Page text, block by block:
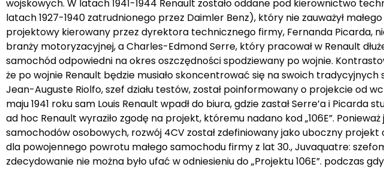
wojskowych. W latach 1941-1944 Renault zostało oddane pod kierownictwo
latach 1927-1940 zatrudnionego przez Daimler Benz), który nie zauważył
projektowy kierowany przez dyrektora technicznego firmy, Fernanda Picarda,
branży motoryzacyjnej, a Charles-Edmond Serre, który pracował w Renault
samochód odpowiedni na okres oszczędności spodziewany po wojnie.
że po wojnie Renault będzie musiało skoncentrować się na swoich
Jean-Auguste Riolfo, szef działu testów, został poinformowany o projekcie od
maju 1941 roku sam Louis Renault wpadł do biura, gdzie zastał Serre’a i
ad hoc Renault wyraziło zgodę na projekt, któremu nadano kod „106E”.
samochodów osobowych, rozwój 4CV został zdefiniowany jako uboczny
dla powojennego powrotu małego samochodu firmy z lat 30., Juvaquatre:
zdecydowanie nie można było ufać w odniesieniu do „Projektu 106E”. podczas